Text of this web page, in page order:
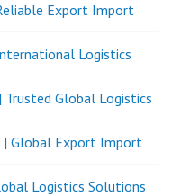
Export Import
Logistics
Trusted Global Logistics
| Global Export Import
Logistics Solutions